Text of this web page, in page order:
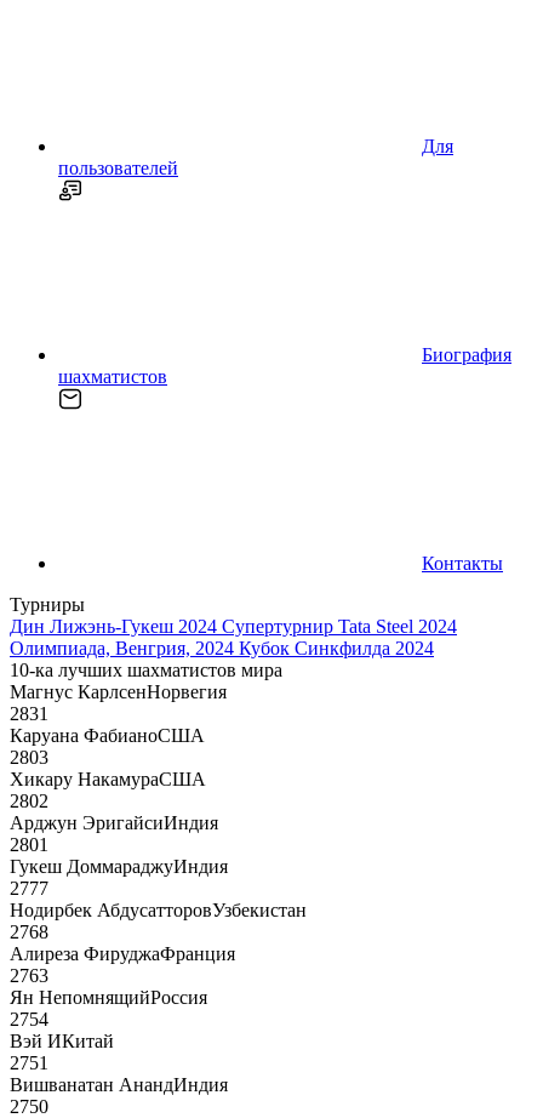
Для
пользователей
Биография
шахматистов
Контакты
Турниры
Дин Лижэнь-Гукеш 2024 Супертурнир Tata Steel 2024
Олимпиада, Венгрия, 2024 Кубок Синкфилда 2024
10-ка лучших шахматистов мира
Магнус КарлсенНорвегия
2831
Каруана ФабианоСША
2803
Хикару НакамураСША
2802
Арджун ЭригайсиИндия
2801
Гукеш ДоммараджуИндия
2777
Нодирбек АбдусатторовУзбекистан
2768
Алиреза ФируджаФранция
2763
Ян НепомнящийРоссия
2754
Вэй ИКитай
2751
Вишванатан АнандИндия
2750